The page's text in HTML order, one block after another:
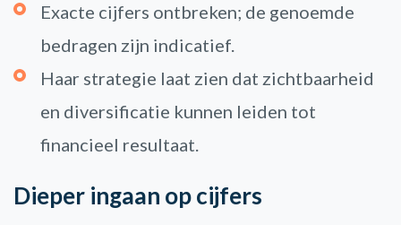
Exacte cijfers ontbreken; de genoemde
bedragen zijn indicatief.
Haar strategie laat zien dat zichtbaarheid
en diversificatie kunnen leiden tot
financieel resultaat.
Dieper ingaan op cijfers